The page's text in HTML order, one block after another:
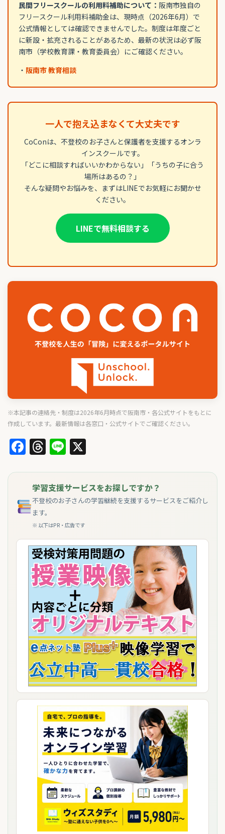
民間フリースクールの利用料補助について： 阪南市独自の
フリースクール利用料補助金は、現時点（2026年6月）で
公式情報としては確認できませんでした。制度は年度ごと
に新設・拡充されることがあるため、最新の状況は必ず阪
南市（学校教育課・教育委員会）にご確認ください。
・ 阪南市 教育相談
一人で抱え込まなくて大丈夫です
CoConは、不登校のお子さんと保護者を支援するオンラ
インスクールです。
「どこに相談すればいいかわからない」「うちの子に合う
場所はあるの？」
そんな疑問やお悩みを、まずはLINEでお気軽にお聞かせ
ください。
LINEで無料相談する
※本記事の連絡先・制度は2026年6月時点で阪南市・各公式サイトをもとに
作成しています。最新情報は各窓口・公式サイトでご確認ください。
Facebook
Threads
Line
学習支援サービスをお探しですか？
不登校のお子さんの学習継続を支援するサービスをご紹介し
ます。
※ 以下はPR・広告です